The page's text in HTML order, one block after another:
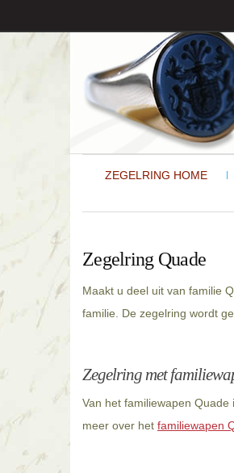
ZEGELRING HOME
Zegelring Quade
Maakt u deel uit van familie
familie. De zegelring wordt
Zegelring met
Van het familiewapen
meer over het familiewapen